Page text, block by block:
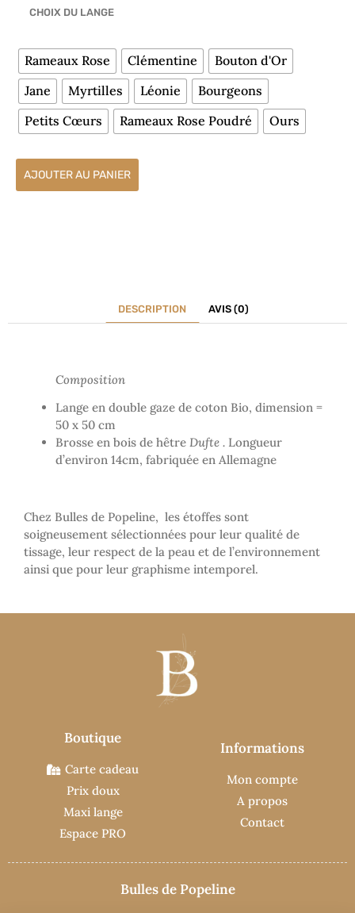
CHOIX DU LANGE
Rameaux Rose Clémentine
Bouton d'Or
Jane
Myrtilles Léonie
Bourgeons
Petits Cœurs
Rameaux Rose Poudré Ours
AJOUTER AU PANIER
DESCRIPTION AVIS (0)
Composition
Lange en double gaze de coton Bio, dimension =
50 x 50 cm
Brosse en bois de hêtre Dufte . Longueur
d’environ 14cm, fabriquée en Allemagne
Chez Bulles de Popeline, les étoffes sont
soigneusement sélectionnées pour leur qualité de
tissage, leur respect de la peau et de l’environnement
ainsi que pour leur graphisme intemporel.
Boutique
Carte cadeau
Prix doux
Maxi lange
Espace PRO
Informations
Mon compte
A propos
Contact
Bulles de Popeline